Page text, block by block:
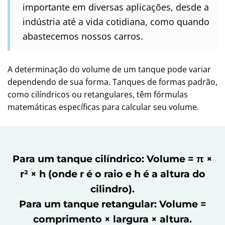
importante em diversas aplicações, desde a
indústria até a vida cotidiana, como quando
abastecemos nossos carros.
A determinação do volume de um tanque pode variar
dependendo de sua forma. Tanques de formas padrão,
como cilíndricos ou retangulares, têm fórmulas
matemáticas específicas para calcular seu volume.
Para um tanque cilíndrico: Volume = π ×
r² × h (onde r é o raio e h é a altura do
cilindro).
Para um tanque retangular: Volume =
comprimento × largura × altura.